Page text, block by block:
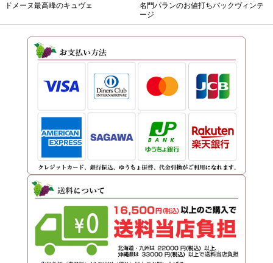
ドメーヌ最高峰のキュヴェ
名門パランのお値打ちバックヴィンテ
ージ